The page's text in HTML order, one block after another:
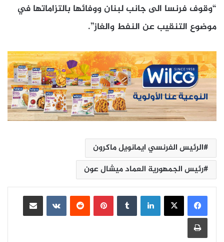
“وقوف فرنسا الى جانب لبنان ووفائها بالتزاماتها في
موضوع التنقيب عن النفط والغاز”.
الرئيس الفرنسي ايمانويل ماكرون
رئيس الجمهورية العماد ميشال عون
لينكدإن بينتيريست
مشاركة عبر البريد
طباعة